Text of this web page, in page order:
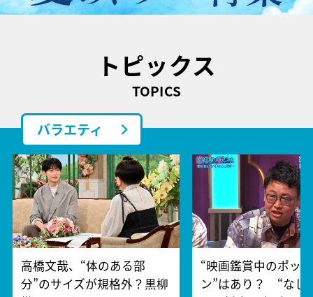
トピックス
TOPICS
バラエティ
高橋文哉、“体のある部
分”のサイズが規格外？黒柳
“映画鑑賞中のポッ
ン”はあり？ “なし